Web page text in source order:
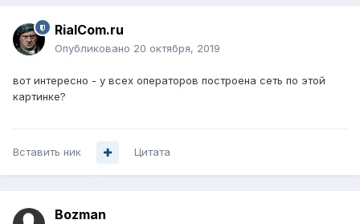
RialCom.ru
Опубликовано 20 октября, 2019
вот интересно - у всех операторов построена сеть по этой
картинке?
Вставить ник Цитата
Bozman